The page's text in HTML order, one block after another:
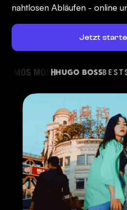
nahtlosen Abläufen - online
Jetzt